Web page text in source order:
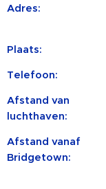
Adres:
Plaats:
Telefoon:
Afstand van
luchthaven:
Afstand vanaf
Bridgetown: